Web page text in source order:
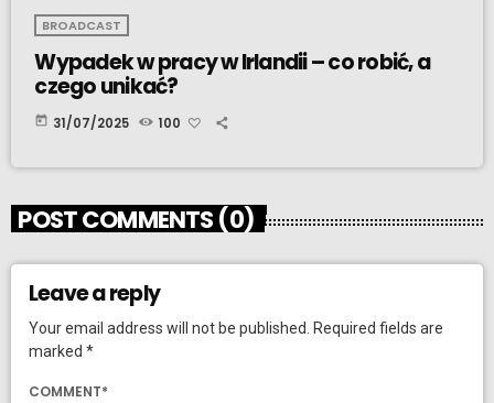
BROADCAST
Wypadek w pracy w Irlandii – co robić, a
czego unikać?
today 31/07/2025 100
POST COMMENTS (0)
Leave a reply
Your email address will not be published. Required fields are
marked *
COMMENT*